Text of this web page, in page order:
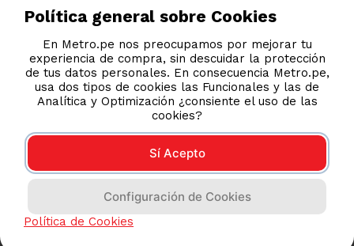
COMPRAS 100% SEGURAS
Esta tienda usa Niubiz para realizar transacciones
electrónicas.
Política general sobre Cookies
En Metro.pe nos preocupamos por mejorar tu
experiencia de compra, sin descuidar la protección
de tus datos personales. En consecuencia Metro.pe,
usa dos tipos de cookies las Funcionales y las de
Analítica y Optimización ¿consiente el uso de las
cookies?
Sí Acepto
Configuración de Cookies
Política de Cookies